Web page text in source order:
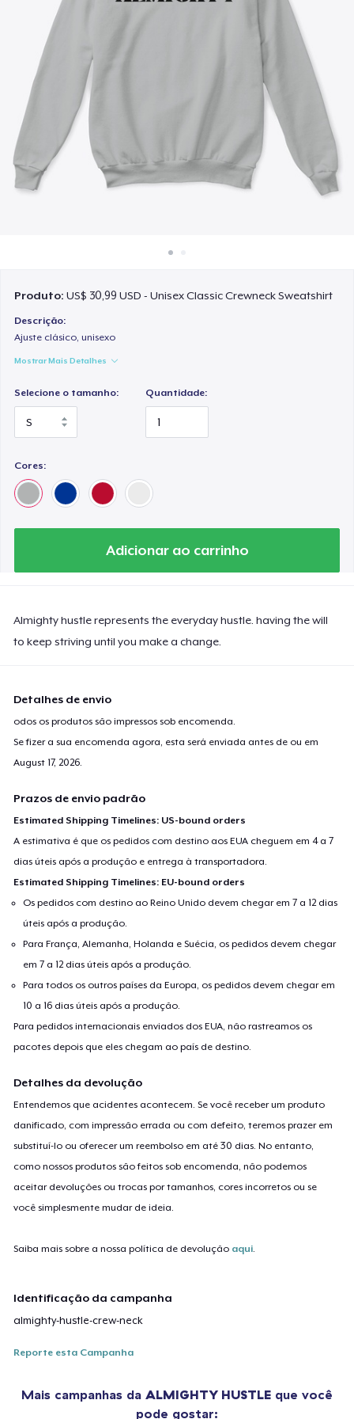
Produto:US$ 30,99 USD - Unisex Classic Crewneck Sweatshirt
Descrição:
Ajuste clásico, unisexo
Mostrar Mais Detalhes
Selecione o tamanho: Quantidade:
Cores:
Adicionar ao carrinho
Almighty hustle represents the everyday hustle. having the will
to keep striving until you make a change.
Detalhes de envio
odos os produtos são impressos sob encomenda.
Se fizer a sua encomenda agora, esta será enviada antes de ou em
August 17, 2026
Prazos de envio padrão
Estimated Shipping Timelines: US-bound orders
A estimativa é que os pedidos com destino aos EUA cheguem em 4 a 7
dias úteis após a produção e entrega à transportadora.
Estimated Shipping Timelines: EU-bound orders
Os pedidos com destino ao Reino Unido devem chegar em 7 a 12 dias
úteis após a produção.
Para França, Alemanha, Holanda e Suécia, os pedidos devem chegar
em 7 a 12 dias úteis após a produção.
Para todos os outros países da Europa, os pedidos devem chegar em
10 a 16 dias úteis após a produção.
Para pedidos internacionais enviados dos EUA, não rastreamos os
pacotes depois que eles chegam ao país de destino.
Detalhes da devolução
Entendemos que acidentes acontecem. Se você receber um produto
danificado, com impressão errada ou com defeito, teremos prazer em
substituí-lo ou oferecer um reembolso em até 30 dias. No entanto,
como nossos produtos são feitos sob encomenda, não podemos
aceitar devoluções ou trocas por tamanhos, cores incorretos ou se
você simplesmente mudar de ideia.
Saiba mais sobre a nossa política de devolução aqui
Identificação da campanha
almighty-hustle-crew-neck
Reporte esta Campanha
Mais campanhas da ALMIGHTY HUSTLE que você
pode gostar: